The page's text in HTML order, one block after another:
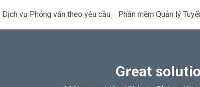
Dịch vụ Phỏng vấn theo yêu cầu Phần mềm Quản lý
Great